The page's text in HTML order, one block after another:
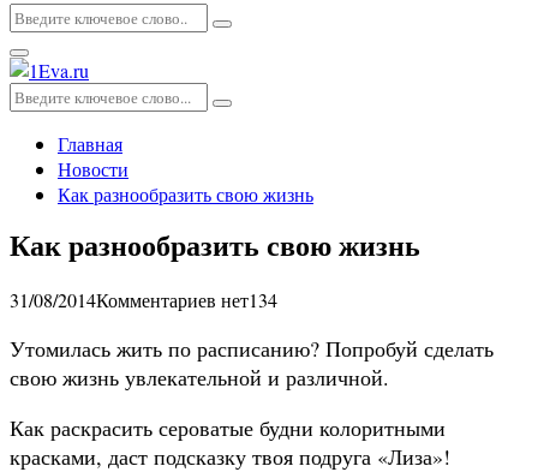
Искать:
Поиск
Основное
меню
Искать:
Поиск
Главная
Новости
Как разнообразить свою жизнь
Как разнообразить свою жизнь
31/08/2014Комментариев нет134
Утомилась жить по расписанию? Попробуй сделать
свою жизнь увлекательной и различной.
Как раскрасить сероватые будни колоритными
красками, даст подсказку твоя подруга «Лиза»!